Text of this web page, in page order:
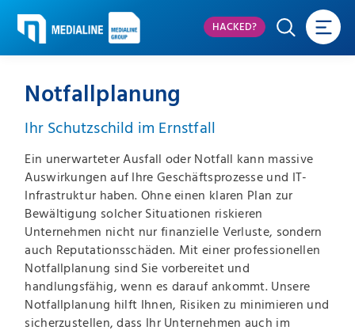
HACKED?
Notfallplanung
Ihr Schutzschild im Ernstfall
Ein unerwarteter Ausfall oder Notfall kann massive
Auswirkungen auf Ihre Geschäftsprozesse und IT-
Infrastruktur haben. Ohne einen klaren Plan zur
Bewältigung solcher Situationen riskieren
Unternehmen nicht nur finanzielle Verluste, sondern
auch Reputationsschäden. Mit einer professionellen
Notfallplanung sind Sie vorbereitet und
handlungsfähig, wenn es darauf ankommt. Unsere
Notfallplanung hilft Ihnen, Risiken zu minimieren und
sicherzustellen, dass Ihr Unternehmen auch im